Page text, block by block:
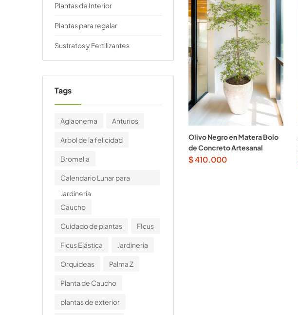
Plantas de Interior
Plantas para regalar
Sustratos y Fertilizantes
Tags
Aglaonema Anturios
Arbol de la felicidad
Bromelia
Calendario Lunar para
Jardinería
Caucho
Cuidado de plantas FIcus
Ficus Elástica Jardinería
Orquideas Palma Z
Planta de Caucho
plantas de exterior
Olivo Negro en Matera Bolo
de Concreto Artesanal
$410.000